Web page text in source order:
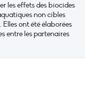
les effets des biocides
non cibles
ont été élaborées
entre les partenaires